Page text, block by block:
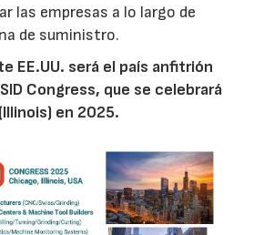
las empresas a lo largo de
de suministro.
EE.UU. será el país anfitrión
Congress, que se celebrará
en 2025.